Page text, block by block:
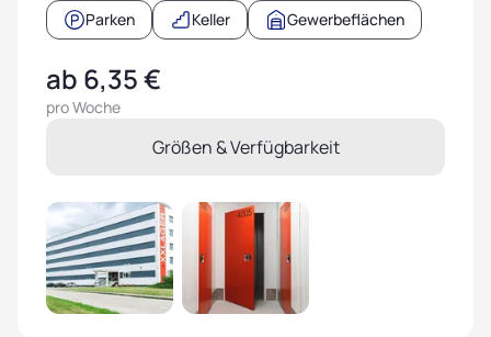
Parken Keller Gewerbeflächen
ab 6,35 €
pro Woche
Größen & Verfügbarkeit